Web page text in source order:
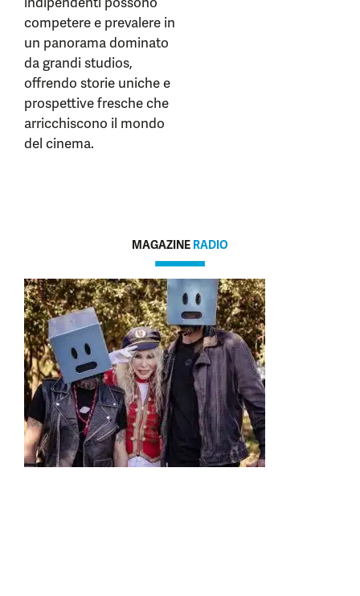
competere e prevalere in
un panorama dominato
da grandi studios,
offrendo storie uniche e
prospettive fresche che
arricchiscono il mondo
del cinema.
MAGAZINE RADIO